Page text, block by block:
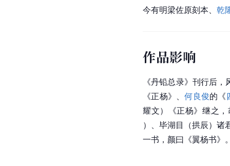
今有明梁佐原刻本、 乾
作品影响
《丹铅总录》刊行后
《正杨》、何良俊的《
耀文）《正杨》继之
）、毕湖目（拱辰）诸
一书，颜曰《翼杨书》